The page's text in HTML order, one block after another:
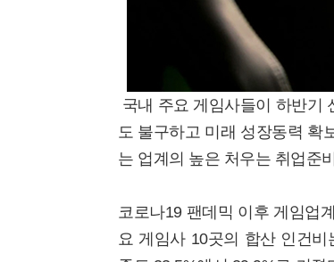
국내 주요 게임사들이 하반기
도 불구하고 미래 성장동력 확
는 업계의 높은 처우는 취업준
코로나19 팬데믹 이후 게임업
요 게임사 10곳의 합산 인건비